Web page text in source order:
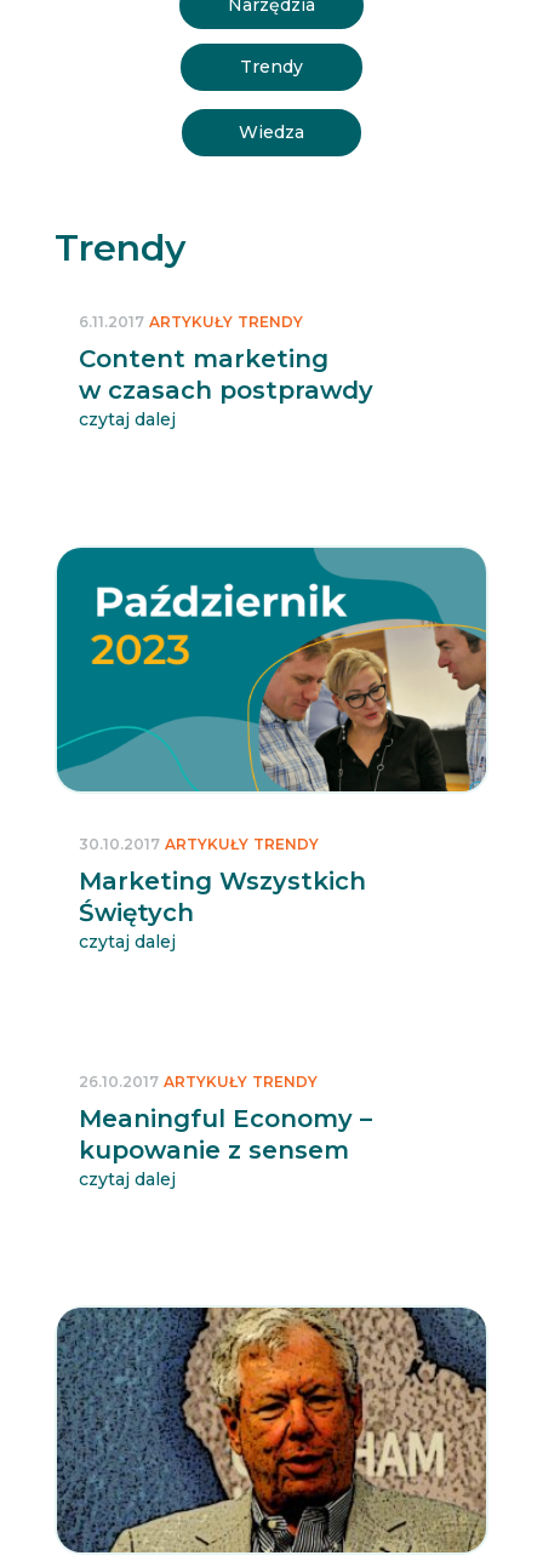
Narzędzia
Trendy
Wiedza
Trendy
Content marketing
w czasach postprawdy
6.11.2017 ARTYKUŁY TRENDY
czytaj dalej
Marketing Wszystkich
Świętych
30.10.2017 ARTYKUŁY TRENDY
czytaj dalej
Meaningful Economy –
kupowanie z sensem
26.10.2017 ARTYKUŁY TRENDY
czytaj dalej